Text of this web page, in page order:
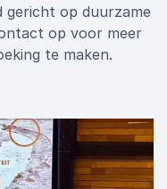
op duurzame
op voor meer
te maken.